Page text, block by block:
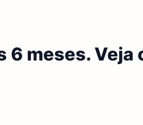
meses. Veja